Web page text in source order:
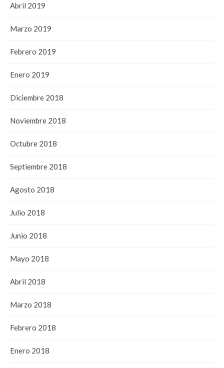
Abril 2019
Marzo 2019
Febrero 2019
Enero 2019
Diciembre 2018
Noviembre 2018
Octubre 2018
Septiembre 2018
Agosto 2018
Julio 2018
Junio 2018
Mayo 2018
Abril 2018
Marzo 2018
Febrero 2018
Enero 2018